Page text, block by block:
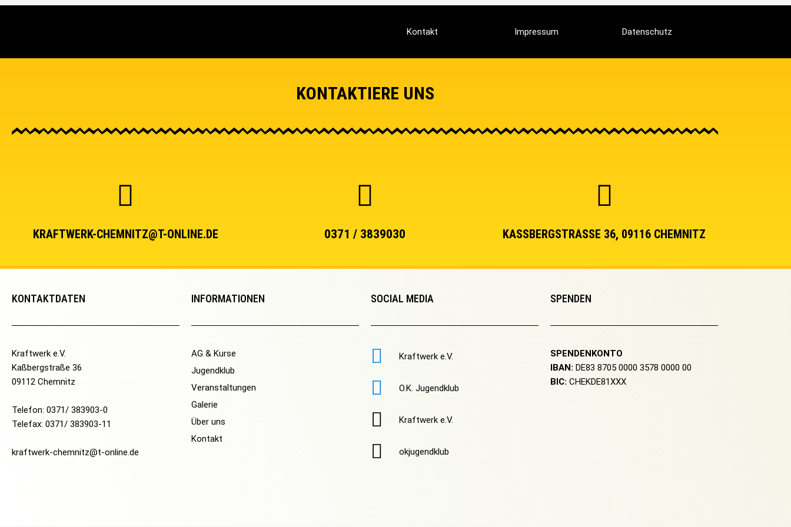
Kontakt Impressum Datenschutz
KONTAKTIERE UNS
KRAFTWERK-CHEMNITZ@T-ONLINE.DE 0371 / 3839030 KASSBERGSTRASSE 36, 09116 CHEMNITZ
KONTAKTDATEN
Kraftwerk e.V.
Kaßbergstraße 36
09112 Chemnitz
Telefon: 0371/ 383903-0
Telefax: 0371/ 383903-11
kraftwerk-chemnitz@t-online.de
INFORMATIONEN
AG & Kurse
Jugendklub
Veranstaltungen
Galerie
Über uns
Kontakt
SOCIAL MEDIA
Kraftwerk e.V.
O.K. Jugendklub
Kraftwerk e.V.
okjugendklub
SPENDEN
SPENDENKONTO
IBAN: DE83 8705 0000 3578 0000 00
BIC: CHEKDE81XXX